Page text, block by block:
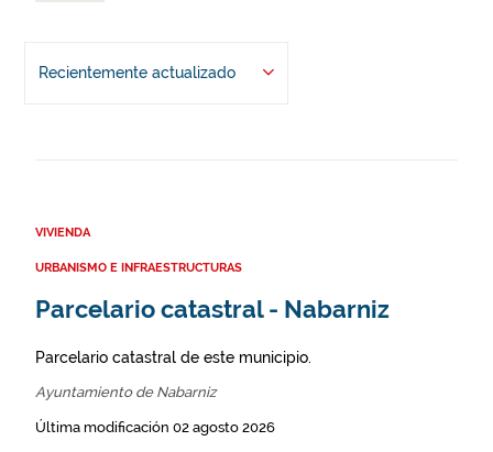
Recientemente actualizado
VIVIENDA
URBANISMO E INFRAESTRUCTURAS
Parcelario catastral - Nabarniz
Parcelario catastral de este municipio.
Ayuntamiento de Nabarniz
Última modificación 02 agosto 2026